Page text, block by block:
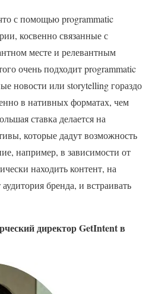
с помощью programmatic
косвенно связанные с
месте и релевантным
очень подходит programmatic
новости или storytelling гораздо
в нативных форматах, чем
ставка делается на
которые дадут возможность
например, в зависимости от
находить контент, на
бренда, и встраивать
директор GetIntent в